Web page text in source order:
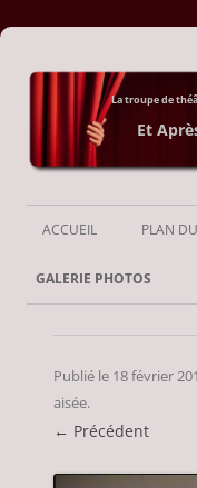
La troupe de
Et
ACCUEIL PLAN
GALERIE PHOTOS
Publié le 18 février
aisée.
← Précédent